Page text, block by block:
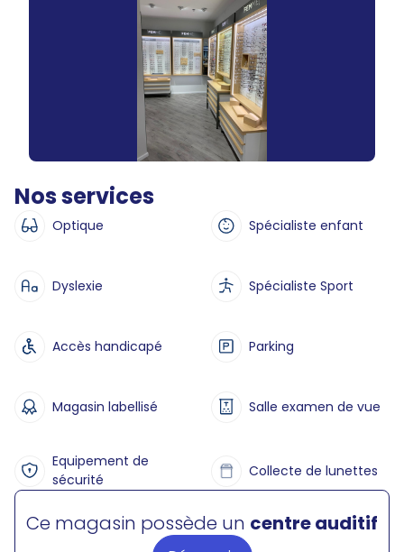
Nos services
Optique Spécialiste enfant
Dyslexie Spécialiste Sport
Accès handicapé Parking
Magasin labellisé Salle examen de vue
Equipement de
sécurité
Collecte de lunettes
Ce magasin possède un centre auditif